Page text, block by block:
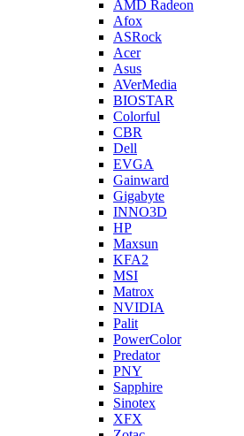
AMD Radeon
Afox
ASRock
Acer
Asus
AVerMedia
BIOSTAR
Colorful
CBR
Dell
EVGA
Gainward
Gigabyte
INNO3D
HP
Maxsun
KFA2
MSI
Matrox
NVIDIA
Palit
PowerColor
Predator
PNY
Sapphire
Sinotex
XFX